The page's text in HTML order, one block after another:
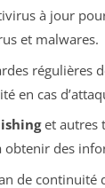
à jour
et malwares.
régulières
en cas
et autres
des
de continuité